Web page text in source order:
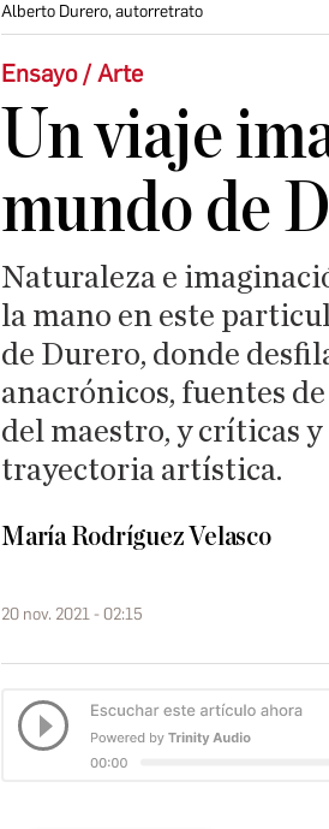
Alberto Durero, autorretrato
Ensayo / Arte
Un viaje
mundo de
Naturaleza e
la mano en este
de Durero, donde
anacrónicos, fuentes
del maestro, y críticas
trayectoria artística.
María Rodríguez Velasco
20 nov. 2021 - 02:15